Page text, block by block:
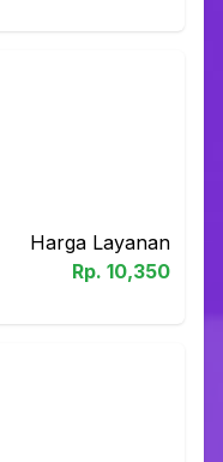
Harga Layanan
Rp. 10,350